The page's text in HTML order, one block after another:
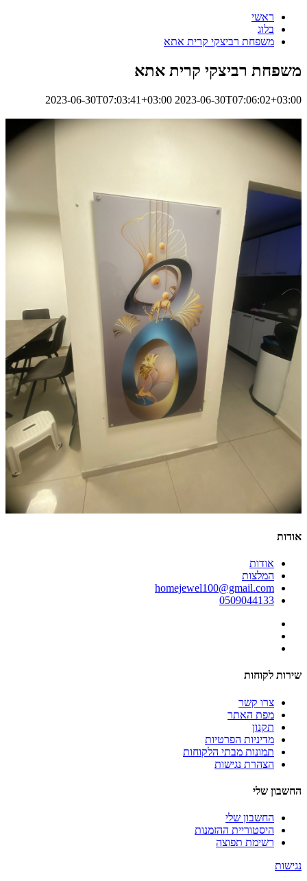
ראשי
בלוג
משפחת רביצקי קרית אתא
משפחת רביצקי קרית אתא
2023-06-30T07:03:41+03:00 2023-06-30T07:06:02+03:00
אודות
אודות
המלצות
homejewel100@gmail.com
0509044133
שירות לקוחות
צרו קשר
מפת האתר
תקנון
מדיניות הפרטיות
תמונות מבתי הלקוחות
הצהרת נגישות
החשבון שלי
החשבון שלי
היסטוריית ההזמנות
רשימת תפוצה
נגישות